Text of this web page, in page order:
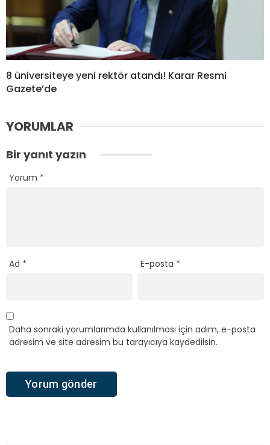
8 üniversiteye yeni rektör atandı! Karar Resmi
Gazete’de
YORUMLAR
Bir yanıt yazın
Yorum *
Ad * E-posta *
Daha sonraki yorumlarımda kullanılması için adım, e-posta
adresim ve site adresim bu tarayıcıya kaydedilsin.